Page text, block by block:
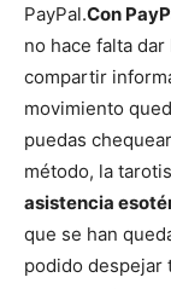
PayPal.Con
no hace falta
compartir
movimiento
puedas
método, la
asistencia
que se han
podido despejar